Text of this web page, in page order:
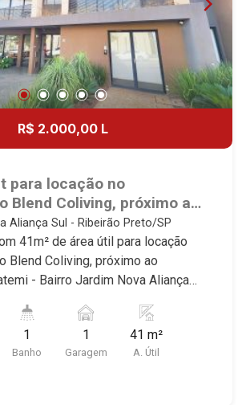
R$ 2.000,00 L
para locação no
Blend Coliving, próximo ao
- Ribeirão Preto/SP.
Aliança Sul - Ribeirão Preto/SP
41m² de área útil para locação
Blend Coliving, próximo ao
- Bairro Jardim Nova Aliança
deste imóvel que a Martinelli
para você: - 41m² de área
- Banheiro social - Sala 2
1
Banho
1
Garagem
41 m²
A. Útil